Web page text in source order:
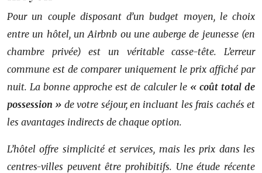
Pour un couple disposant d’un budget moyen, le choix
entre un hôtel, un Airbnb ou une auberge de jeunesse (en
chambre privée) est un véritable casse-tête. L’erreur
commune est de comparer uniquement le prix affiché par
nuit. La bonne approche est de calculer le « coût total de
possession » de votre séjour, en incluant les frais cachés et
les avantages indirects de chaque option.
L’hôtel offre simplicité et services, mais les prix dans les
centres-villes peuvent être prohibitifs. Une étude récente